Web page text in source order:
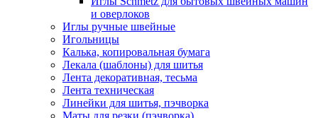
и оверлоков
Иглы ручные швейные
Игольницы
Калька, копировальная бумага
Лекала (шаблоны) для шитья
Лента декоративная, тесьма
Лента техническая
Линейки для шитья, пэчворка
Маты для резки (пэчворка)